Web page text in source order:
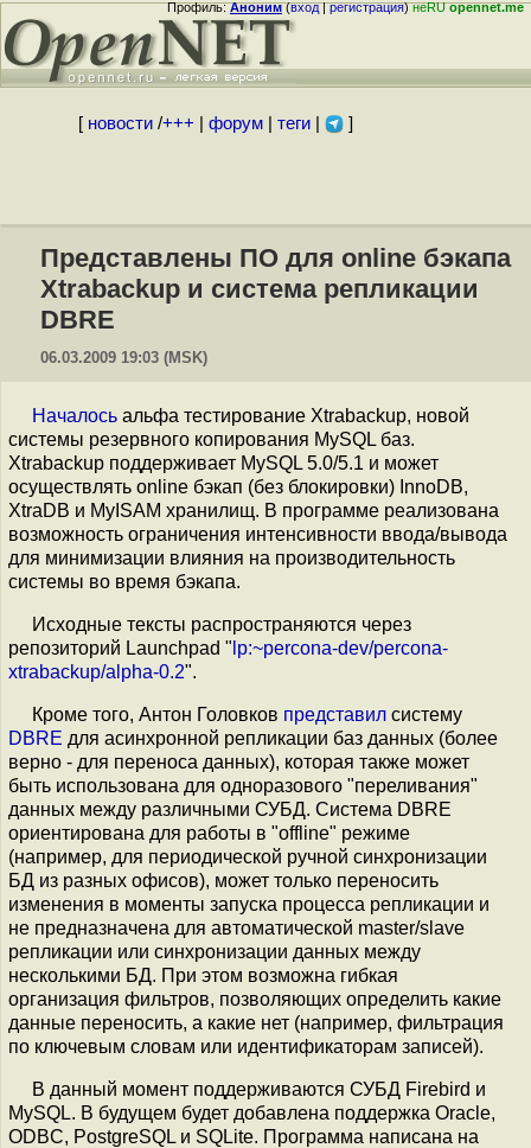
Профиль:Аноним(вход|регистрация)неRUopennet.me
[ новости/+++ форум| теги| ]
Представлены ПО для online бэкапа
Xtrabackup и система репликации
DBRE
06.03.2009 19:03 (MSK)
Началось альфа тестирование Xtrabackup, новой
системы резервного копирования MySQL баз.
Xtrabackup поддерживает MySQL 5.0/5.1 и может
осуществлять online бэкап (без блокировки) InnoDB,
XtraDB и MyISAM хранилищ. В программе реализована
возможность ограничения интенсивности ввода/вывода
для минимизации влияния на производительность
системы во время бэкапа.
Исходные тексты распространяются через
репозиторий Launchpad " lp:~percona-dev/percona-
xtrabackup/alpha-0.2".
Кроме того, Антон Головков представил систему
DBRE для асинхронной репликации баз данных (более
верно - для переноса данных), которая также может
быть использована для одноразового "переливания"
данных между различными СУБД. Система DBRE
ориентирована для работы в "offline" режиме
(например, для периодической ручной синхронизации
БД из разных офисов), может только переносить
изменения в моменты запуска процесса репликации и
не предназначена для автоматической master/slave
репликации или синхронизации данных между
несколькими БД. При этом возможна гибкая
организация фильтров, позволяющих определить какие
данные переносить, а какие нет (например, фильтрация
по ключевым словам или идентификаторам записей).
В данный момент поддерживаются СУБД Firebird и
MySQL. В будущем будет добавлена поддержка Oracle,
ODBC, PostgreSQL и SQLite. Программа написана на